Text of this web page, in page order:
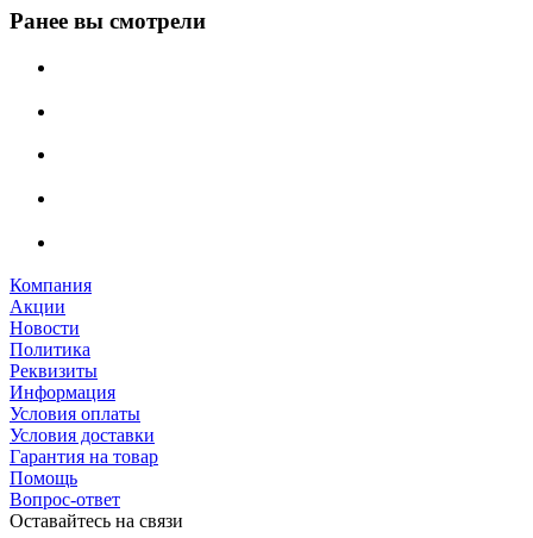
Ранее вы смотрели
Компания
Акции
Новости
Политика
Реквизиты
Информация
Условия оплаты
Условия доставки
Гарантия на товар
Помощь
Вопрос-ответ
Оставайтесь на связи